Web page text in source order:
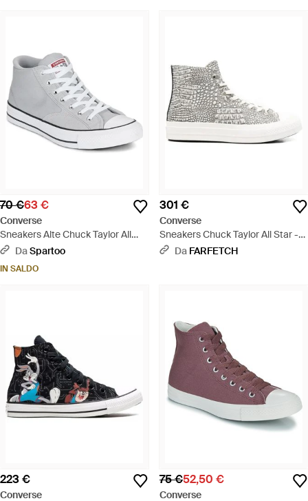
70 €63 €
Converse
Sneakers Alte Chuck Taylor All
Star Malden Street - Bianco
DaSpartoo
IN SALDO
301 €
Converse
Sneakers Chuck Taylor All Star -
Bianco
Da FARFETCH
223 €
Converse
75 €52,50 €
Converse